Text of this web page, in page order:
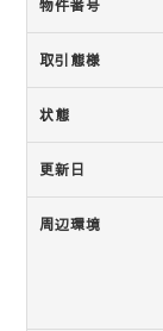
物件番号
取引態様
状態
更新日
周辺環境